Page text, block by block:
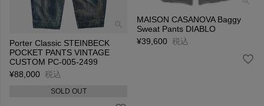
Porter Classic STEINBECK
POCKET PANTS VINTAGE
CUSTOM PC-005-2499
¥88,000 税込
SOLD OUT
MAISON CASANOVA Baggy
Sweat Pants DIABLO
¥39,600 税込